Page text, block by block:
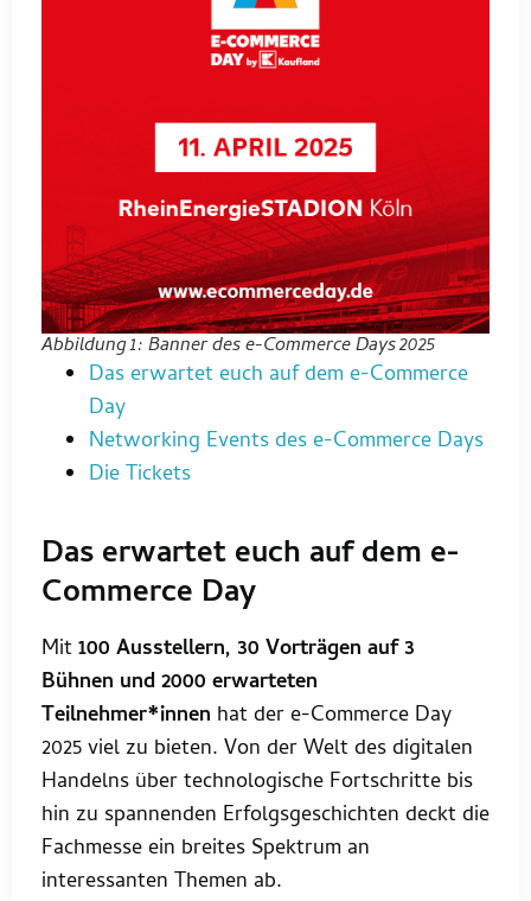
Abbildung 1: Banner des e-Commerce Days 2025
Das erwartet euch auf dem e-Commerce
Day
Networking Events des e-Commerce Days
Die Tickets
Das erwartet euch auf dem e-
Commerce Day
Mit100 Ausstellern, 30 Vorträgen auf 3
Bühnen und 2000 erwarteten
Teilnehmer*innen hat der e-Commerce Day
2025 viel zu bieten. Von der Welt des digitalen
Handelns über technologische Fortschritte bis
hin zu spannenden Erfolgsgeschichten deckt die
Fachmesse ein breites Spektrum an
interessanten Themen ab.